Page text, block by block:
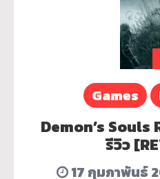
Games
Demon’s Souls
รีวิว
17 กุมภาพันธ์